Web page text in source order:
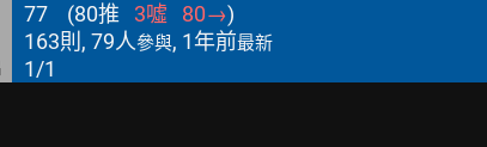
77 (80推 3噓 80→)
163則, 79人參與, 1年前最新
1/1